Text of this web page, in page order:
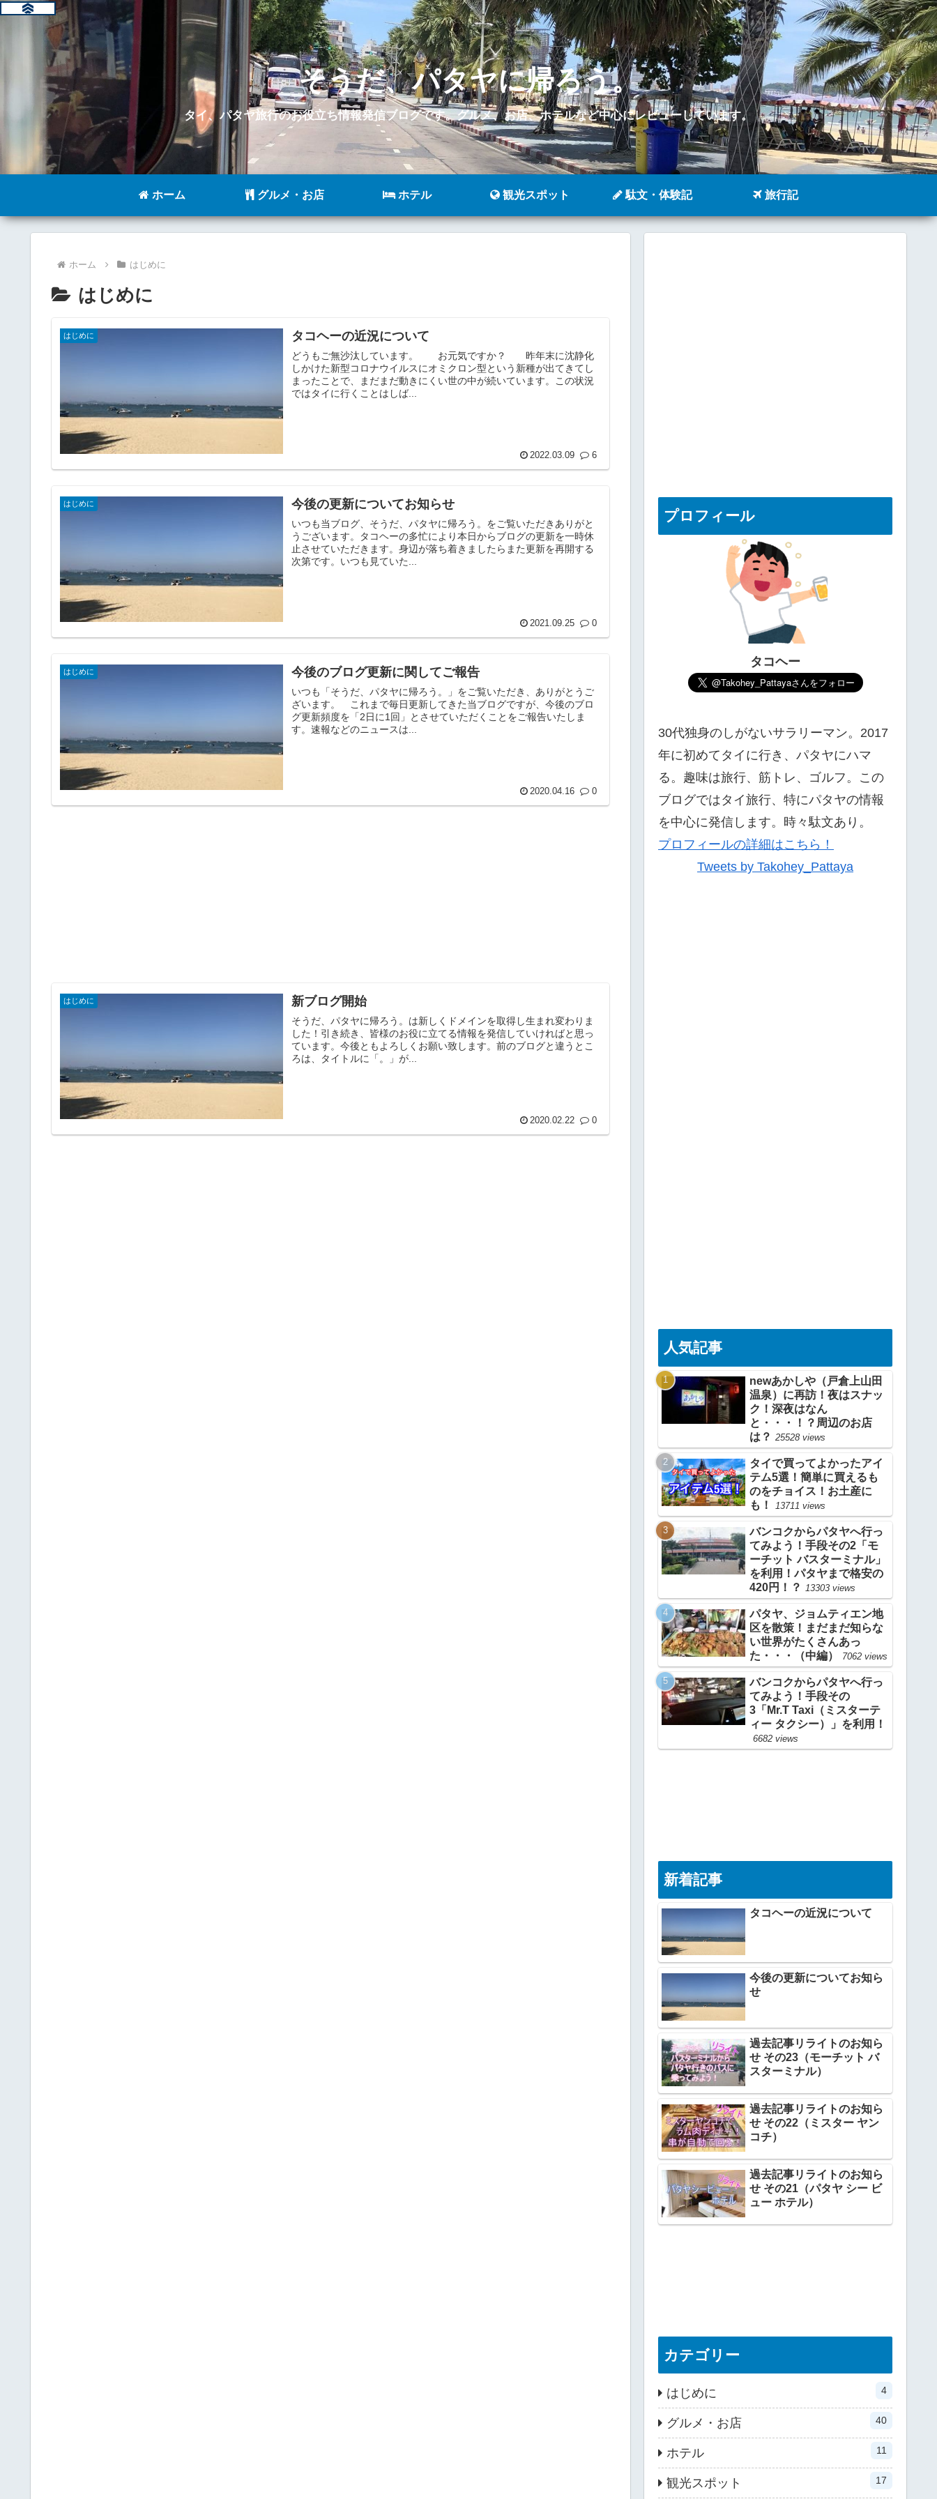
そうだ、パタヤに帰ろう。
タイ、パタヤ旅行のお役立ち情報発信ブログです。グルメ、お店、ホテルなど中心にレビューしています。
ホーム グルメ・お店 ホテル 観光スポット 駄文・体験記 旅行記
ホーム はじめに
はじめに
はじめに タコヘーの近況について
どうもご無沙汰しています。 お元気ですか？ 昨年末に沈静化
しかけた新型コロナウイルスにオミクロン型という新種が出てきてし
まったことで、まだまだ動きにくい世の中が続いています。この状況
ではタイに行くことはしば...
2022.03.09 6
はじめに 今後の更新についてお知らせ
いつも当ブログ、そうだ、パタヤに帰ろう。をご覧いただきありがと
うございます。タコヘーの多忙により本日からブログの更新を一時休
止させていただきます。身辺が落ち着きましたらまた更新を再開する
次第です。いつも見ていた...
2021.09.25 0
はじめに 今後のブログ更新に関してご報告
いつも「そうだ、パタヤに帰ろう。」をご覧いただき、ありがとうご
ざいます。 これまで毎日更新してきた当ブログですが、今後のブロ
グ更新頻度を「2日に1回」とさせていただくことをご報告いたしま
す。速報などのニュースは...
2020.04.16 0
はじめに 新ブログ開始
そうだ、パタヤに帰ろう。は新しくドメインを取得し生まれ変わりま
した！引き続き、皆様のお役に立てる情報を発信していければと思っ
ています。今後ともよろしくお願い致します。前のブログと違うとこ
ろは、タイトルに「。」が...
2020.02.22 0
プロフィール
タコヘー
30代独身のしがないサラリーマン。2017
年に初めてタイに行き、パタヤにハマ
る。趣味は旅行、筋トレ、ゴルフ。この
ブログではタイ旅行、特にパタヤの情報
を中心に発信します。時々駄文あり。
プロフィールの詳細はこちら！
Tweets by Takohey_Pattaya
人気記事
newあかしや（戸倉上山田
温泉）に再訪！夜はスナッ
ク！深夜はなん
と・・・！？周辺のお店
は？ 25528 views
タイで買ってよかったアイ
テム5選！簡単に買えるも
のをチョイス！お土産に
も！
13711 views
バンコクからパタヤへ行っ
てみよう！手段その2「モ
ーチット バスターミナル」
を利用！パタヤまで格安の
420円！？
13303 views
パタヤ、ジョムティエン地
区を散策！まだまだ知らな
い世界がたくさんあっ
た・・・（中編）
7062 views
バンコクからパタヤへ行っ
てみよう！手段その
3「Mr.T Taxi（ミスターテ
ィー タクシー）」を利用！
6682 views
新着記事
タコヘーの近況について
今後の更新についてお知ら
せ
過去記事リライトのお知ら
せ その23（モーチット バ
スターミナル）
過去記事リライトのお知ら
せ その22（ミスター ヤン
コチ）
過去記事リライトのお知ら
せ その21（パタヤ シー ビ
ュー ホテル）
カテゴリー
はじめに 4
グルメ・お店 40
ホテル 11
観光スポット 17